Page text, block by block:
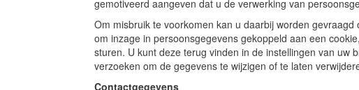
gemotiveerd aangeven dat u de verwerking van
Om misbruik te voorkomen kan u daarbij worden
om inzage in persoonsgegevens gekoppeld aan een
sturen. U kunt deze terug vinden in de instellingen van uw
verzoeken om de gegevens te wijzigen of te laten
Contactgegevens